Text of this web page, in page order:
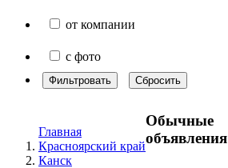
от компании
с фото
Фильтровать Сбросить
Главная
Красноярский край
Канск
Обычные
объявления